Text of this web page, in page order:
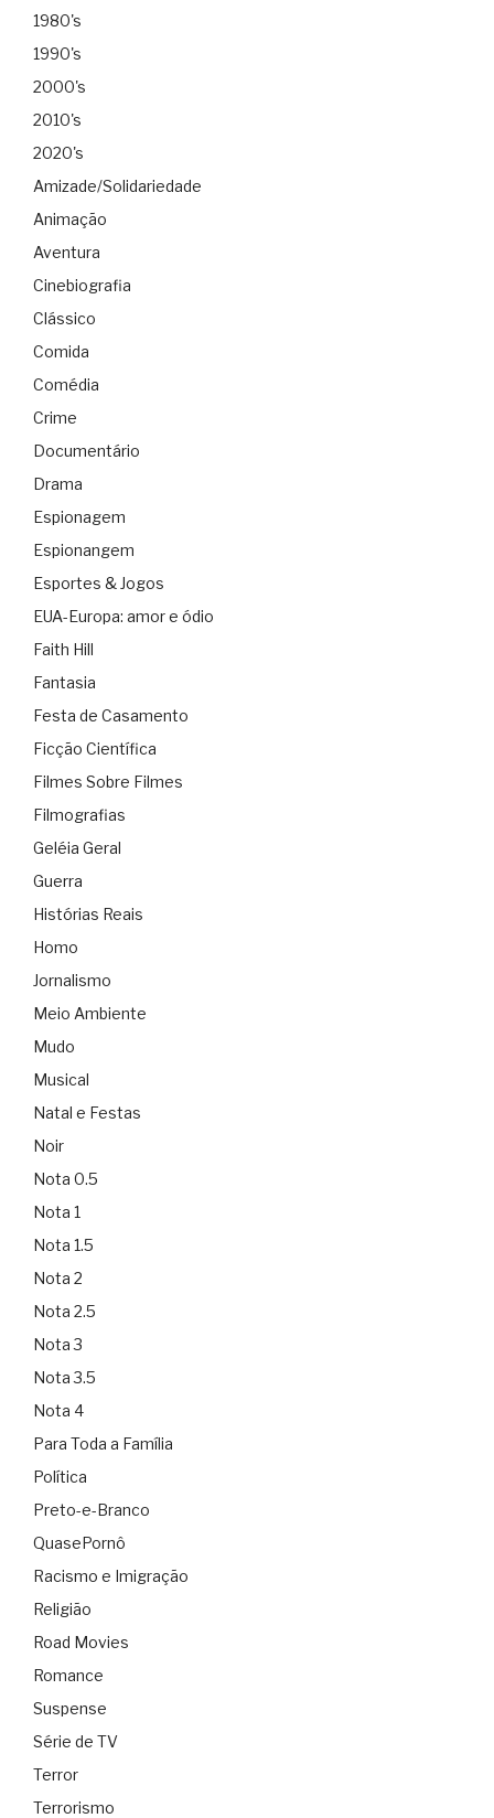
1980's
1990's
2000's
2010's
2020's
Amizade/Solidariedade
Animação
Aventura
Cinebiografia
Clássico
Comida
Comédia
Crime
Documentário
Drama
Espionagem
Espionangem
Esportes & Jogos
EUA-Europa: amor e ódio
Faith Hill
Fantasia
Festa de Casamento
Ficção Científica
Filmes Sobre Filmes
Filmografias
Geléia Geral
Guerra
Histórias Reais
Homo
Jornalismo
Meio Ambiente
Mudo
Musical
Natal e Festas
Noir
Nota 0.5
Nota 1
Nota 1.5
Nota 2
Nota 2.5
Nota 3
Nota 3.5
Nota 4
Para Toda a Família
Política
Preto-e-Branco
QuasePornô
Racismo e Imigração
Religião
Road Movies
Romance
Suspense
Série de TV
Terror
Terrorismo